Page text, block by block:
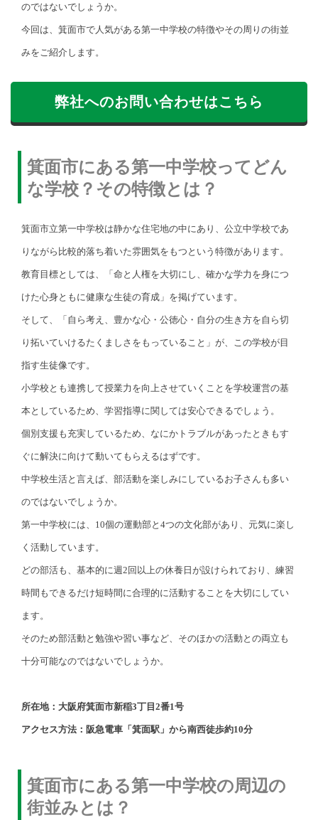
のではないでしょうか。
今回は、箕面市で人気がある第一中学校の特徴やその周りの街並
みをご紹介します。
弊社へのお問い合わせはこちら
箕面市にある第一中学校ってどん
な学校？その特徴とは？
箕面市立第一中学校は静かな住宅地の中にあり、公立中学校であ
りながら比較的落ち着いた雰囲気をもつという特徴があります。
教育目標としては、「命と人権を大切にし、確かな学力を身につ
けた心身ともに健康な生徒の育成」を掲げています。
そして、「自ら考え、豊かな心・公徳心・自分の生き方を自ら切
り拓いていけるたくましさをもっていること」が、この学校が目
指す生徒像です。
小学校とも連携して授業力を向上させていくことを学校運営の基
本としているため、学習指導に関しては安心できるでしょう。
個別支援も充実しているため、なにかトラブルがあったときもす
ぐに解決に向けて動いてもらえるはずです。
中学校生活と言えば、部活動を楽しみにしているお子さんも多い
のではないでしょうか。
第一中学校には、10個の運動部と4つの文化部があり、元気に楽し
く活動しています。
どの部活も、基本的に週2回以上の休養日が設けられており、練習
時間もできるだけ短時間に合理的に活動することを大切にしてい
ます。
そのため部活動と勉強や習い事など、そのほかの活動との両立も
十分可能なのではないでしょうか。
所在地：大阪府箕面市新稲3丁目2番1号
アクセス方法：阪急電車「箕面駅」から南西徒歩約10分
箕面市にある第一中学校の周辺の
街並みとは？